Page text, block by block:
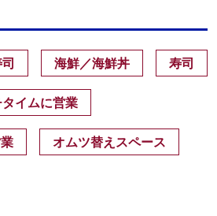
海鮮／海鮮丼 寿司
イムに営業
オムツ替えスペース